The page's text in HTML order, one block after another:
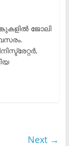
ജോലി
Next →